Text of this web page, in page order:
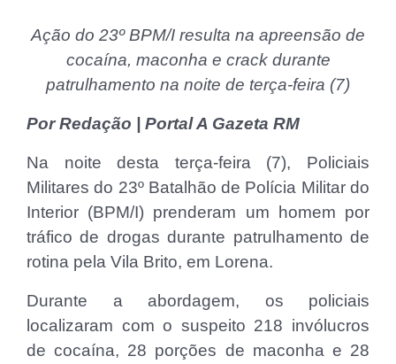
Ação do 23º BPM/I resulta na apreensão de
cocaína, maconha e crack durante
patrulhamento na noite de terça-feira (7)
Por Redação | Portal A Gazeta RM
Na noite desta terça-feira (7), Policiais
Militares do 23º Batalhão de Polícia Militar do
Interior (BPM/I) prenderam um homem por
tráfico de drogas durante patrulhamento de
rotina pela Vila Brito, em Lorena.
Durante a abordagem, os policiais
localizaram com o suspeito 218 invólucros
de cocaína, 28 porções de maconha e 28